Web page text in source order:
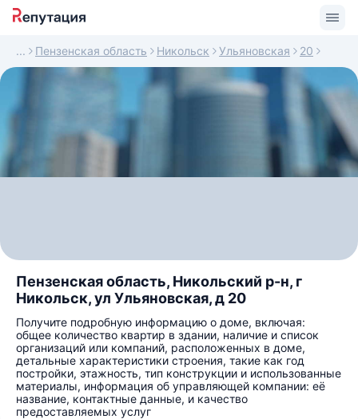
Пензенская область Никольск Ульяновская 20
Пензенская область, Никольский р-н, г
Никольск, ул Ульяновская, д 20
Получите подробную информацию о доме, включая:
общее количество квартир в здании, наличие и список
организаций или компаний, расположенных в доме,
детальные характеристики строения, такие как год
постройки, этажность, тип конструкции и использованные
материалы, информация об управляющей компании: её
название, контактные данные, и качество
предоставляемых услуг